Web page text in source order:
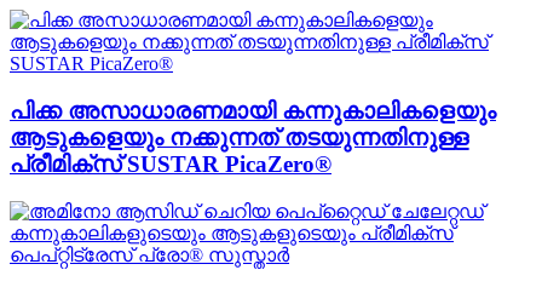
പിക്ക അസാധാരണമായി കന്നുകാലികളെയും
ആടുകളെയും നക്കുന്നത് തടയുന്നതിനുള്ള
പ്രീമിക്സ് SUSTAR PicaZero®